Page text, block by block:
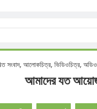
আলোকচিত্র, ভিডিওচিত্র, অডিও
আমাদের যত